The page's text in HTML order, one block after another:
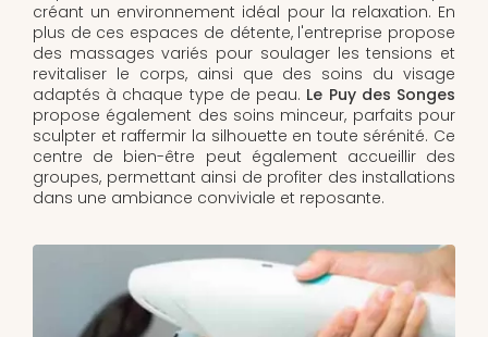
créant un environnement idéal pour la relaxation. En
plus de ces espaces de détente, l'entreprise propose
des massages variés pour soulager les tensions et
revitaliser le corps, ainsi que des soins du visage
adaptés à chaque type de peau. Le Puy des Songes
propose également des soins minceur, parfaits pour
sculpter et raffermir la silhouette en toute sérénité. Ce
centre de bien-être peut également accueillir des
groupes, permettant ainsi de profiter des installations
dans une ambiance conviviale et reposante.